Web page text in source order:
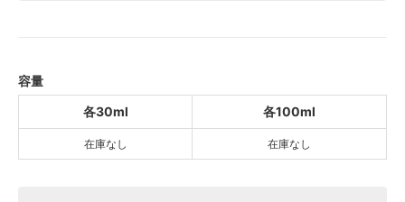
SOLD OUT
容量
各30ml
各100ml
在庫なし 在庫なし